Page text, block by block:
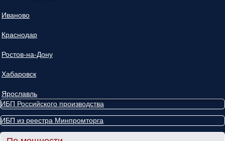
Иваново
Краснодар
Ростов-на-Дону
Хабаровск
Ярославль
ИБП Российского производства
ИБП из реестра Минпромторга